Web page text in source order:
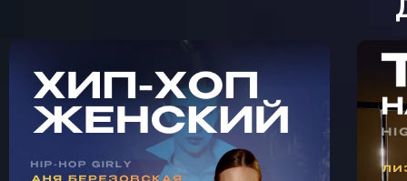
МАСТЕР-КЛАСС ЖЕНСКИЙ
ХИП-ХОП С АНЕЙ